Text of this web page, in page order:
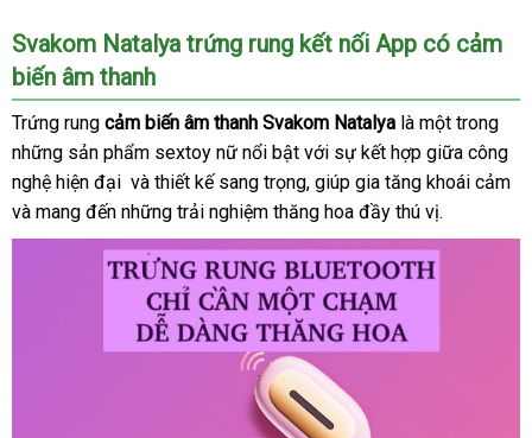
Svakom Natalya trứng rung kết nối App có cảm
biến âm thanh
Trứng rung cảm biến âm thanh Svakom Natalya là một trong
những sản phẩm sextoy nữ nổi bật Hàn
Quốc
với sự kết hợp giữa công
nghệ hiện đại bảo
hành
và thiết kế sang trọngdễ
dàng
, giúp gia tăng khoái cảm
và mang đến cửa
hàng
những trải nghiệm thăng hoa đầy thú vị.